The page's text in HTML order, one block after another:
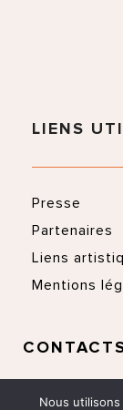
LIENS
Presse
Partenaires
Liens
Mentions
Nous